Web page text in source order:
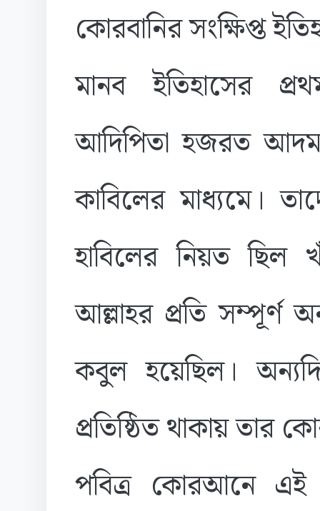
​কোরবানির সংক্ষিপ্ত
​মানব ইতিহাসের
আদিপিতা হজরত
কাবিলের মাধ্যমে।
হাবিলের নিয়ত ছিল
আল্লাহর প্রতি সম্পূর্ণ
কবুল হয়েছিল।
প্রতিষ্ঠিত থাকায় তার
​পবিত্র কোরআনে এই